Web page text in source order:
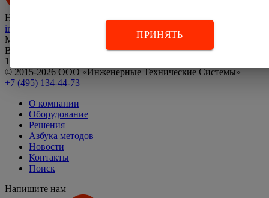
ПРИНЯТЬ
Наш e-mail:
info@ets-ndt.ru
Мы ответим в течение
трёх часов!
В рабочее время.
107023 Москва ул. Большая Семёновская д. 11 стр. 5 оф. 7
© 2015-2026 ООО «Инженерные Технические Системы»
+7 (495) 134-44-73
О компании
Оборудование
Решения
Азбука методов
Новости
Контакты
Поиск
Напишите нам